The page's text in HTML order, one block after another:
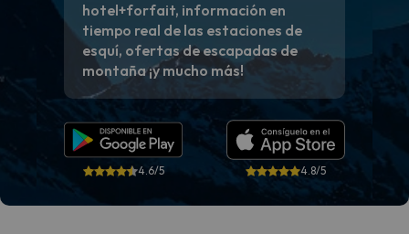
hotel+forfait, información en
tiempo real de las estaciones de
esquí, ofertas de escapadas de
montaña ¡y mucho más!
4.6/5 4.8/5